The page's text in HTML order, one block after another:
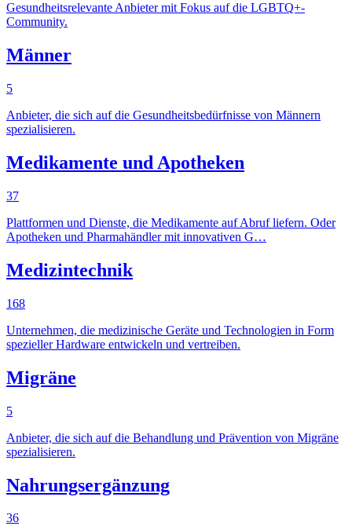
Gesundheitsrelevante Anbieter mit Fokus auf die LGBTQ+-
Community.
Männer
5
Anbieter, die sich auf die Gesundheitsbedürfnisse von Männern
spezialisieren.
Medikamente und Apotheken
37
Plattformen und Dienste, die Medikamente auf Abruf liefern. Oder
Apotheken und Pharmahändler mit innovativen G…
Medizintechnik
168
Unternehmen, die medizinische Geräte und Technologien in Form
spezieller Hardware entwickeln und vertreiben.
Migräne
5
Anbieter, die sich auf die Behandlung und Prävention von Migräne
spezialisieren.
Nahrungsergänzung
36